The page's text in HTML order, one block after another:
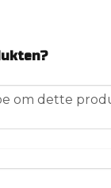
om dette